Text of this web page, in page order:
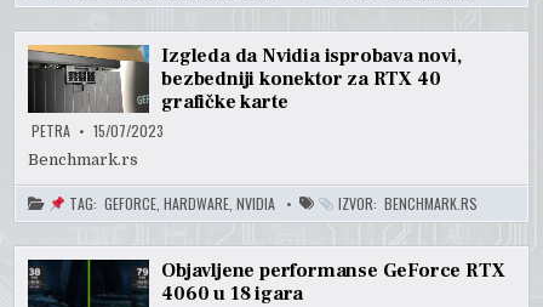
Izgleda da Nvidia isprobava novi,
bezbedniji konektor za RTX 40
grafičke karte
PETRA 15/07/2023
Benchmark.rs
TAG: GEFORCE, HARDWARE, NVIDIA IZVOR: BENCHMARK.RS
Objavljene performanse GeForce RTX
4060 u 18 igara